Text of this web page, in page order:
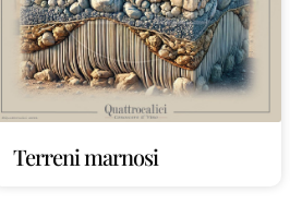
Terreni marnosi